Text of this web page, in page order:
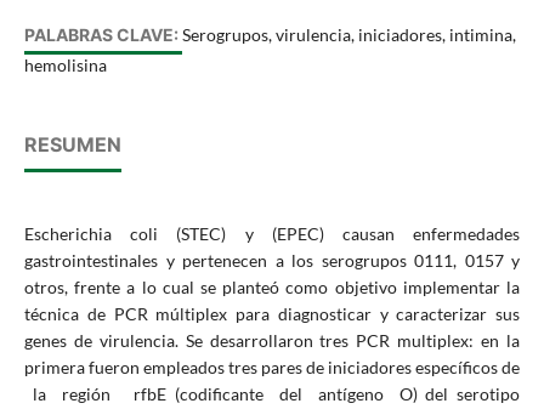
PALABRAS CLAVE: Serogrupos, virulencia, iniciadores, intimina,
hemolisina
RESUMEN
Escherichia coli (STEC) y (EPEC) causan enfermedades
gastrointestinales y pertenecen a los serogrupos 0111, 0157 y
otros, frente a lo cual se planteó como objetivo implementar la
técnica de PCR múltiplex para diagnosticar y caracterizar sus
genes de virulencia. Se desarrollaron tres PCR multiplex: en la
primera fueron empleados tres pares de iniciadores específicos de
la región rfbE (codificante del antígeno O) del serotipo